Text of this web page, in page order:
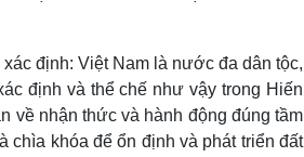
định: Việt Nam là nước đa dân tộc,
định và thể chế như vậy trong Hiến
về nhận thức và hành động đúng tầm
chìa khóa để ổn định và phát triển đất